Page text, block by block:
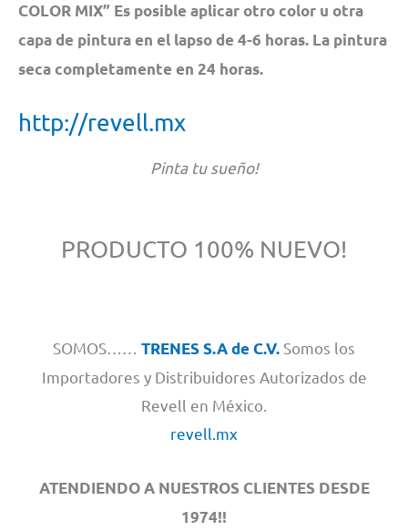
COLOR MIX” Es posible aplicar otro color u otra
capa de pintura en el lapso de 4-6 horas. La pintura
seca completamente en 24 horas.
http://revell.mx
Pinta tu sueño!
PRODUCTO 100% NUEVO!
SOMOS…… TRENES S.A de C.V. Somos los
Importadores y Distribuidores Autorizados de
Revell en México.
revell.mx
ATENDIENDO A NUESTROS CLIENTES DESDE
1974!!